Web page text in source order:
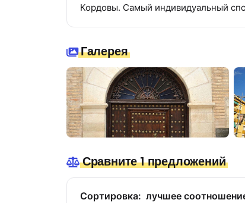
Кордовы. Самый индивидуальный
Галерея
Сравните 1 предложений
Сортировка: лучшее